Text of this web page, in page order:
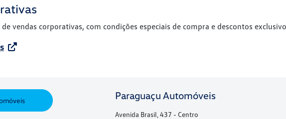
de vendas corporativas, com condições especiais de compra e descontos
Paraguaçu Automóveis
Avenida Brasil, 437 - Centro